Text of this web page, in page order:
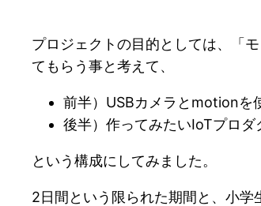
プロジェクトの目的としては、「
てもらう事と考えて、
前半）USBカメラとmotionを
後半）作ってみたいIoTプロダ
という構成にしてみました。
2日間という限られた期間と、小